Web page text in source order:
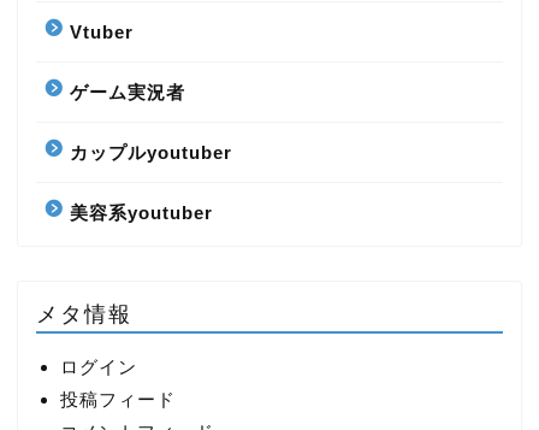
Vtuber
ゲーム実況者
カップルyoutuber
美容系youtuber
メタ情報
ログイン
投稿フィード